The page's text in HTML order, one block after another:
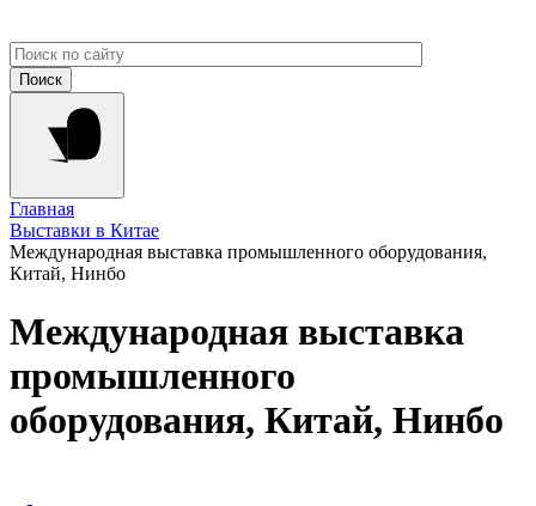
Главная
Выставки в Китае
Международная выставка промышленного оборудования,
Китай, Нинбо
Международная выставка
промышленного
оборудования, Китай, Нинбо